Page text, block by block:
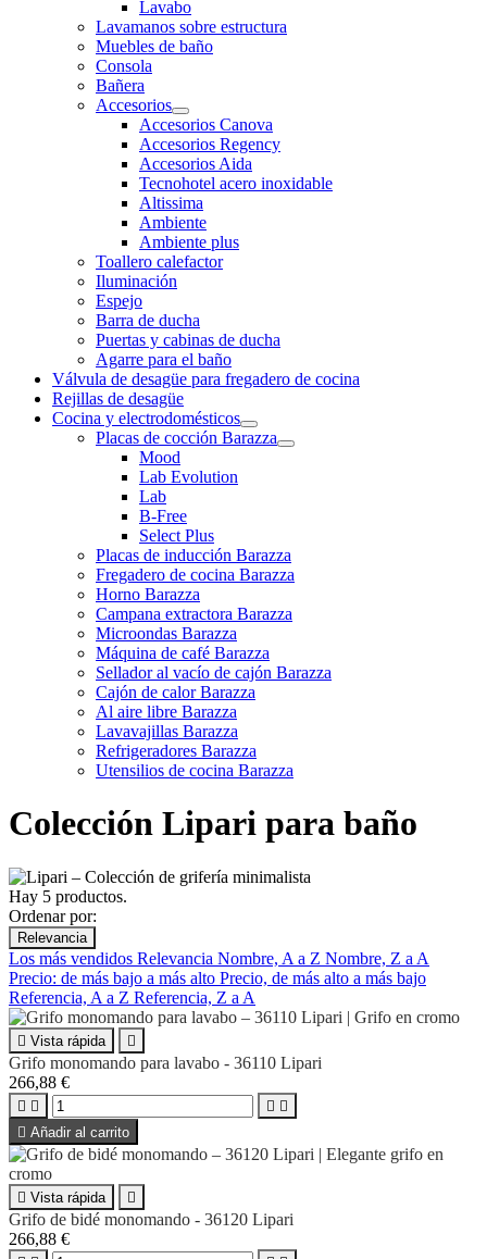
Lavabo
Lavamanos sobre estructura
Muebles de baño
Consola
Bañera
Accesorios
Accesorios Canova
Accesorios Regency
Accesorios Aida
Tecnohotel acero inoxidable
Altissima
Ambiente
Ambiente plus
Toallero calefactor
Iluminación
Espejo
Barra de ducha
Puertas y cabinas de ducha
Agarre para el baño
Válvula de desagüe para fregadero de cocina
Rejillas de desagüe
Cocina y electrodomésticos
Placas de cocción Barazza
Mood
Lab Evolution
Lab
B-Free
Select Plus
Placas de inducción Barazza
Fregadero de cocina Barazza
Horno Barazza
Campana extractora Barazza
Microondas Barazza
Máquina de café Barazza
Sellador al vacío de cajón Barazza
Cajón de calor Barazza
Al aire libre Barazza
Lavavajillas Barazza
Refrigeradores Barazza
Utensilios de cocina Barazza
Colección Lipari para baño
Hay 5 productos.
Ordenar por:
Relevancia
Los más vendidos Relevancia Nombre, A a Z Nombre, Z a A
Precio: de más bajo a más alto Precio, de más alto a más bajo
Referencia, A a Z Referencia, Z a A
 Vista rápida 
Grifo monomando para lavabo - 36110 Lipari
266,88 €
   
 Añadir al carrito
 Vista rápida 
Grifo de bidé monomando - 36120 Lipari
266,88 €